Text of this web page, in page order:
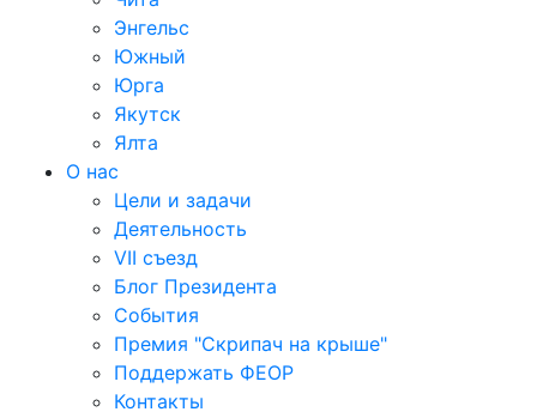
Энгельс
Южный
Юрга
Якутск
Ялта
О нас
Цели и задачи
Деятельность
VII съезд
Блог Президента
События
Премия "Скрипач на крыше"
Поддержать ФЕОР
Контакты